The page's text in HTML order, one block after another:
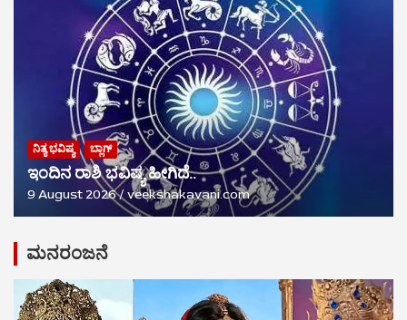
ನಿತ್ಯ ಭವಿಷ್ಯ ಬ್ಲಾಗ್
ಇಂದಿನ ರಾಶಿ ಭವಿಷ್ಯ ಹೀಗಿದೆ..
9 August 2026 veekshakavani.com
ಮನರಂಜನೆ